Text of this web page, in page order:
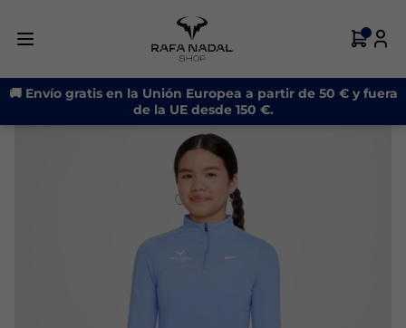
🚚 Envío gratis en la Unión Europea a partir de 50 € y fuera
de la UE desde 150 €.